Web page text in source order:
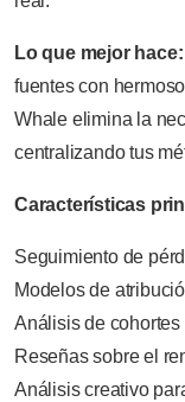
Lo que mejor hace:
fuentes con
Whale elimina la
centralizando tus
Características
Seguimiento de
Modelos de
Análisis de
Reseñas sobre el
Análisis creativo